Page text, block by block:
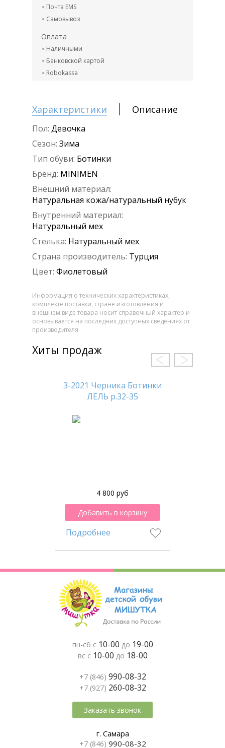
Почта EMS
Самовывоз
Оплата
Наличными
Банковской картой
Robokassa
Характеристики Описание
Пол: Девочка
Сезон: Зима
Тип обуви: Ботинки
Бренд: MINIMEN
Внешний материал:
Натуральная кожа/натуральный нубук
Внутренний материал:
Натуральный мех
Стелька: Натуральный мех
Страна производитель: Турция
Цвет: Фиолетовый
Информация о технических характеристиках,
комплекте поставки, стране изготовления и
внешнем виде товара носит справочный характер и
основывается на последних доступных сведениях от
производителя
Хиты продаж
3-2021 Черника Ботинки
ЛЕЛЬ р.32-35
4 800 руб
Добавить в корзину
Подробнее
пн-сб с 10-00 до 19-00
вс с 10-00 до 18-00
+7 (846) 990-08-32
+7 (927) 260-08-32
Заказать звонок
г. Самара
+7 (846) 990-08-32